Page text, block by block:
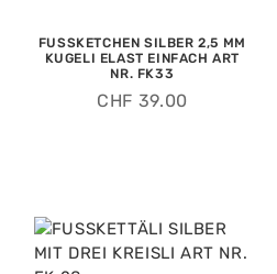
FUSSKETCHEN SILBER 2,5 MM
KUGELI ELAST EINFACH ART
NR. FK33
CHF 39.00